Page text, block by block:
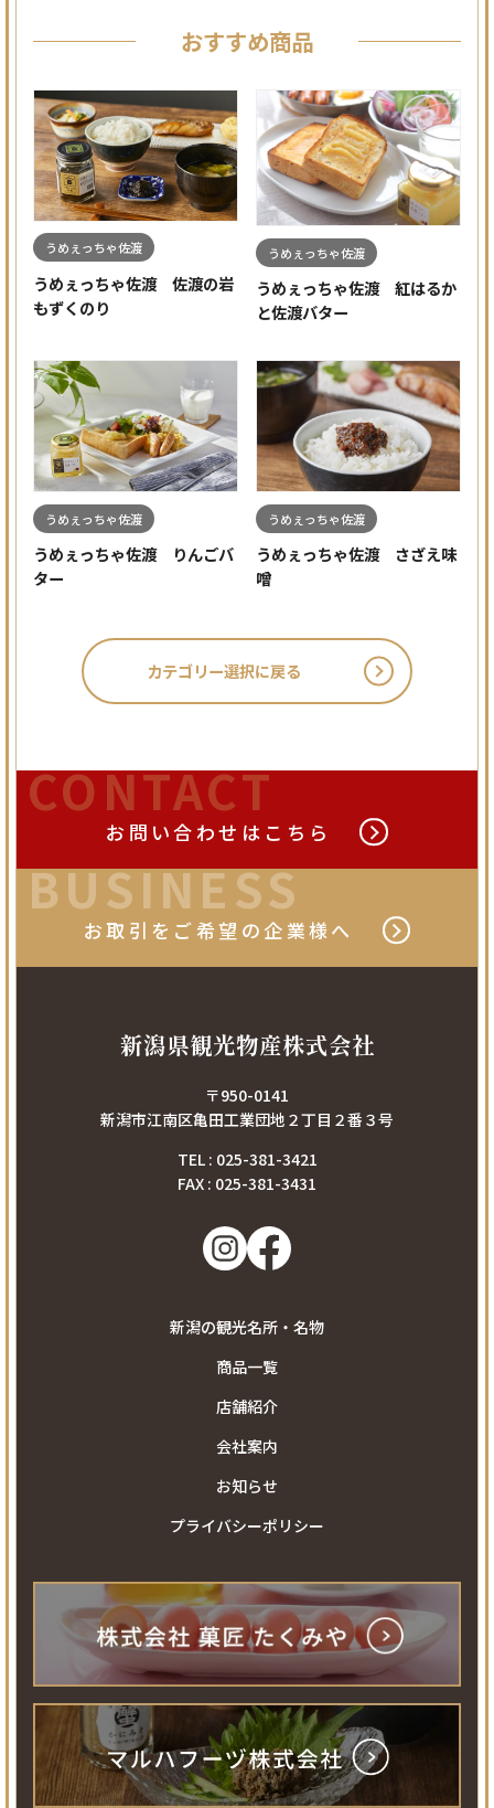
おすすめ商品
うめぇっちゃ佐渡
うめぇっちゃ佐渡 佐渡の岩
もずくのり
うめぇっちゃ佐渡
うめぇっちゃ佐渡 紅はるか
と佐渡バター
うめぇっちゃ佐渡
うめぇっちゃ佐渡 りんごバ
ター
うめぇっちゃ佐渡
うめぇっちゃ佐渡 さざえ味
噌
カテゴリー選択に戻る
CONTACT
お問い合わせは こちら
BUSINESS
お取引をご希望の 企業様へ
新潟県観光物産株式会社
〒950-0141
新潟市江南区亀田工業団地２丁目２番３号
TEL : 025-381-3421
FAX : 025-381-3431
新潟の観光名所・名物
商品一覧
店舗紹介
会社案内
お知らせ
プライバシーポリシー